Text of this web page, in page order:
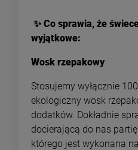
✨Co sprawia, że
wyjątkowe:
Wosk rzepakowy
Stosujemy wyłącznie
ekologiczny wosk
dodatków. Dokładnie
docierającą do nas
którego jest wykonana